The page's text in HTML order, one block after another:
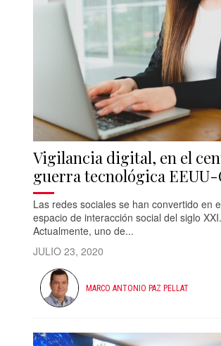
Vigilancia digital, en el
guerra tecnológica
Las redes sociales se han convertido en
espacio de interacción social del siglo XXI.
Actualmente, uno de...
JULIO 23, 2020
MARCO ANTONIO PAZ PELLAT